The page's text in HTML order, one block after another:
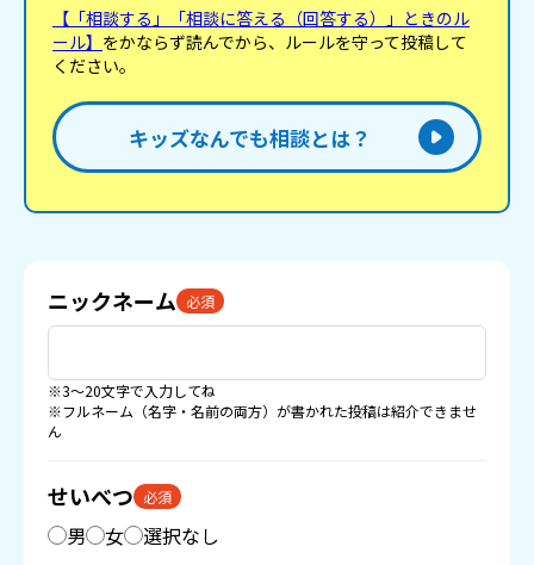
【「相談する」「相談に答える（回答する）」ときのル
ール】 をかならず読んでから、ルールを守って投稿して
ください。
キッズなんでも相談とは？
ニックネーム 必須
※3〜20文字で入力してね
※フルネーム（名字・名前の両方）が書かれた投稿は紹介できませ
ん
せいべつ 必須
男 女 選択なし